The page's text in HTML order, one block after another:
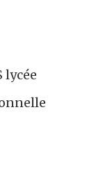
lycée